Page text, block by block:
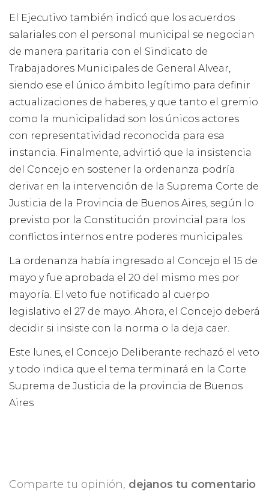
El Ejecutivo también indicó que los acuerdos
salariales con el personal municipal se negocian
de manera paritaria con el Sindicato de
Trabajadores Municipales de General Alvear,
siendo ese el único ámbito legítimo para definir
actualizaciones de haberes, y que tanto el gremio
como la municipalidad son los únicos actores
con representatividad reconocida para esa
instancia. Finalmente, advirtió que la insistencia
del Concejo en sostener la ordenanza podría
derivar en la intervención de la Suprema Corte de
Justicia de la Provincia de Buenos Aires, según lo
previsto por la Constitución provincial para los
conflictos internos entre poderes municipales.
La ordenanza había ingresado al Concejo el 15 de
mayo y fue aprobada el 20 del mismo mes por
mayoría. El veto fue notificado al cuerpo
legislativo el 27 de mayo. Ahora, el Concejo deberá
decidir si insiste con la norma o la deja caer.
Este lunes, el Concejo Deliberante rechazó el veto
y todo indica que el tema terminará en la Corte
Suprema de Justicia de la provincia de Buenos
Aires
Comparte tu opinión, dejanos tu comentario